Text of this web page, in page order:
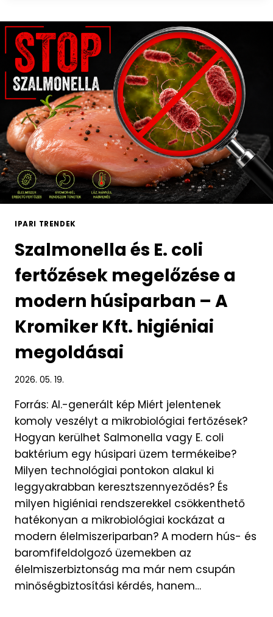
IPARI TRENDEK
Szalmonella és E. coli
fertőzések megelőzése a
modern húsiparban – A
Kromiker Kft. higiéniai
megoldásai
2026. 05. 19.
Forrás: AI.-generált kép Miért jelentenek
komoly veszélyt a mikrobiológiai fertőzések?
Hogyan kerülhet Salmonella vagy E. coli
baktérium egy húsipari üzem termékeibe?
Milyen technológiai pontokon alakul ki
leggyakrabban keresztszennyeződés? És
milyen higiéniai rendszerekkel csökkenthető
hatékonyan a mikrobiológiai kockázat a
modern élelmiszeriparban? A modern hús- és
baromfifeldolgozó üzemekben az
élelmiszerbiztonság ma már nem csupán
minőségbiztosítási kérdés, hanem…